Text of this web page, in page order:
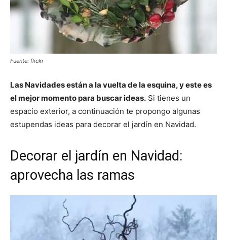
Fuente: flickr
Las Navidades están a la vuelta de la esquina, y este es
el mejor momento para buscar ideas. Si tienes un
espacio exterior, a continuación te propongo algunas
estupendas ideas para decorar el jardín en Navidad.
Decorar el jardín en Navidad:
aprovecha las ramas